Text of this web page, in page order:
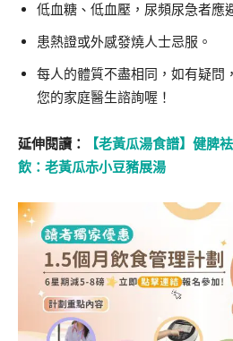
低血糖、低血壓，尿頻尿急者應
患熱證或外感發燒人士忌服。
每人的體質不盡相同，如有疑問
您的家庭醫生諮詢喔！
延伸閱讀：
【老黃瓜湯食譜】健脾
飲：老黃瓜赤小豆豬展湯